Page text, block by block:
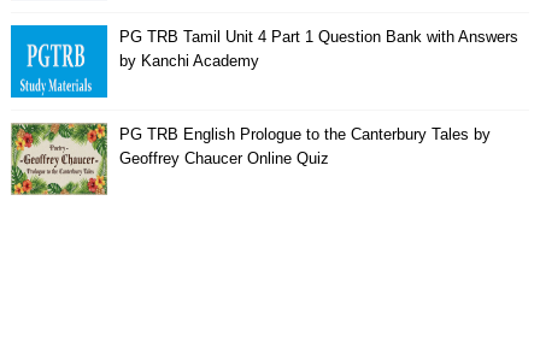
PG TRB Tamil Unit 4 Part 1 Question Bank with Answers
by Kanchi Academy
PG TRB English Prologue to the Canterbury Tales by
Geoffrey Chaucer Online Quiz